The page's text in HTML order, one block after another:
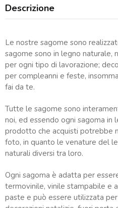
Descrizione
Le nostre sagome sono
sagome sono in legno
per ogni tipo di lavorazione;
per compleanni e feste,
fai da te.
Tutte le sagome sono
noi, ed essendo ogni sagoma
prodotto che acquisti potrebbe
foto, in quanto le venature del
naturali diversi tra loro.
Ogni sagoma è adatta per
termovinile, vinile stampabile e
paste e può essere utilizzata